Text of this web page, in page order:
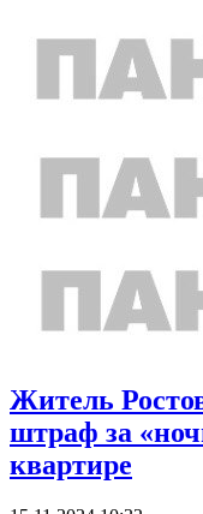
Житель
штраф за
квартире